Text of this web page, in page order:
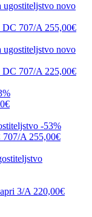
novo
DC 707/A 255,00€
novo
DC 707/A 225,00€
-53%
707/A 255,00€
3/A 220,00€